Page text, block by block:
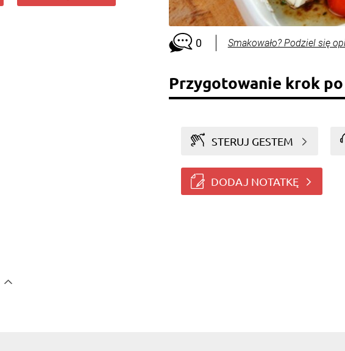
0 Smakowało? Podziel się
Przygotowanie krok
STERUJ GESTEM
DODAJ NOTATKĘ